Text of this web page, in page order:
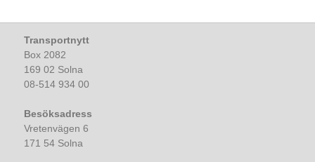
Transportnytt
Box 2082
169 02 Solna
08-514 934 00
Besöksadress
Vretenvägen 6
171 54 Solna